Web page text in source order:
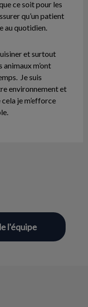
ce soit pour les
qu’un patient
au quotidien.
et surtout
m’ont
Je suis
environnement et
je m’efforce
l'équipe